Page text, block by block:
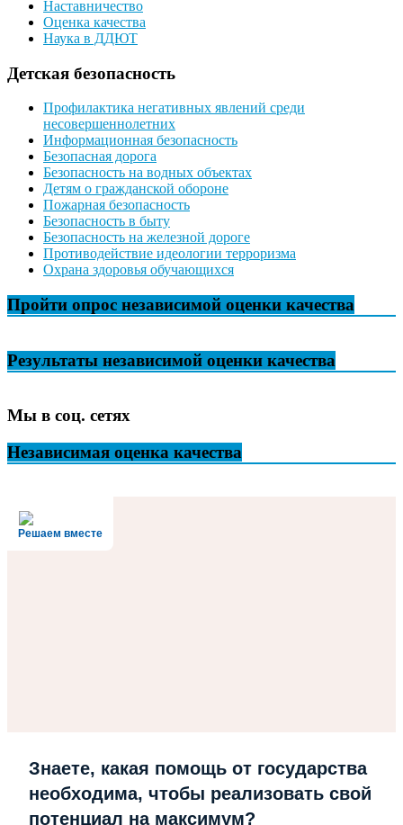
Наставничество
Оценка качества
Наука в ДДЮТ
Детская безопасность
Профилактика негативных явлений среди
несовершеннолетних
Информационная безопасность
Безопасная дорога
Безопасность на водных объектах
Детям о гражданской обороне
Пожарная безопасность
Безопасность в быту
Безопасность на железной дороге
Противодействие идеологии терроризма
Охрана здоровья обучающихся
Пройти опрос независимой оценки качества
Результаты независимой оценки качества
Мы в соц. сетях
Независимая оценка качества
Решаем вместе
Знаете, какая помощь от государства
необходима, чтобы реализовать свой
потенциал на максимум?